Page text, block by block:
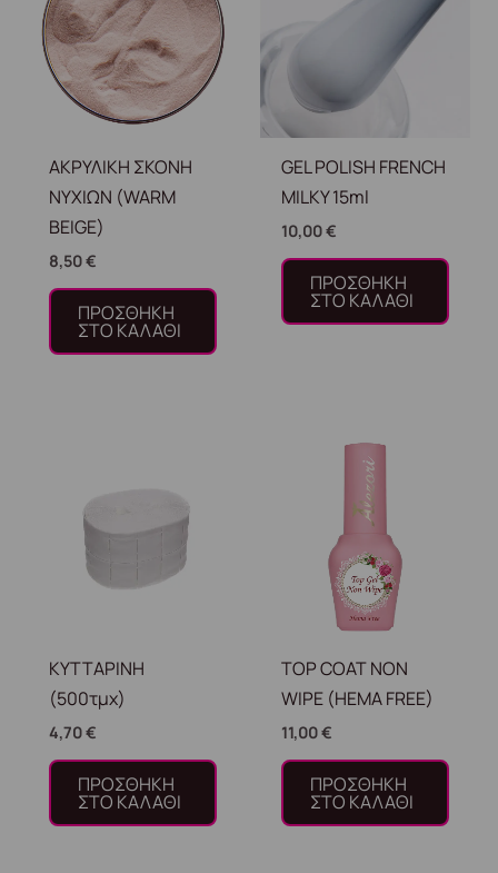
ΑΚΡΥΛΙΚΗ ΣΚΟΝΗ
ΝΥΧΙΩΝ (WARM
BEIGE)
8,50€
ΠΡΟΣΘΉΚΗ
ΣΤΟ ΚΑΛΆΘΙ
GEL POLISH FRENCH
MILKY 15ml
10,00€
ΠΡΟΣΘΉΚΗ
ΣΤΟ ΚΑΛΆΘΙ
ΚΥΤΤΑΡΙΝΗ
(500τμχ)
4,70€
ΠΡΟΣΘΉΚΗ
ΣΤΟ ΚΑΛΆΘΙ
TOP COAT NON
WIPE (HEMA FREE)
11,00€
ΠΡΟΣΘΉΚΗ
ΣΤΟ ΚΑΛΆΘΙ